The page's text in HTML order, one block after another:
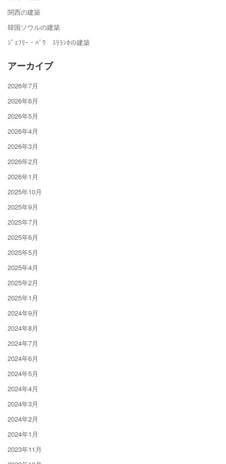
関西の建築
韓国ソウルの建築
ｼﾞｪﾌﾘｰ・ﾊﾞﾜ ｽﾘﾗﾝｶの建築
アーカイブ
2026年7月
2026年6月
2026年5月
2026年4月
2026年3月
2026年2月
2026年1月
2025年10月
2025年9月
2025年7月
2025年6月
2025年5月
2025年4月
2025年2月
2025年1月
2024年9月
2024年8月
2024年7月
2024年6月
2024年5月
2024年4月
2024年3月
2024年2月
2024年1月
2023年11月